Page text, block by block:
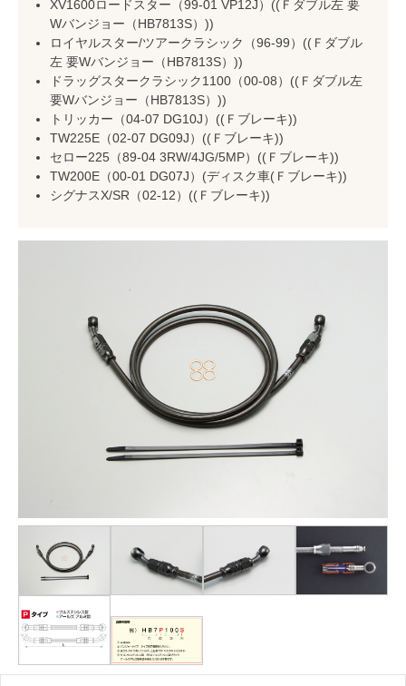
XV1600ロードスター（99-01 VP12J）((Ｆダブル左 要
Wバンジョー（HB7813S）))
ロイヤルスター/ツアークラシック（96-99）((Ｆダブル
左 要Wバンジョー（HB7813S）))
ドラッグスタークラシック1100（00-08）((Ｆダブル左
要Wバンジョー（HB7813S）))
トリッカー（04-07 DG10J）((Ｆブレーキ))
TW225E（02-07 DG09J）((Ｆブレーキ))
セロー225（89-04 3RW/4JG/5MP）((Ｆブレーキ))
TW200E（00-01 DG07J）(ディスク車(Ｆブレーキ))
シグナスX/SR（02-12）((Ｆブレーキ))